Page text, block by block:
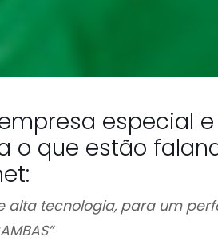
especial
que estão
tecnologia, para um